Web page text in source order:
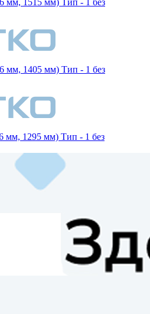
мм, 1405 мм) Тип - 1 без
мм, 1295 мм) Тип - 1 без